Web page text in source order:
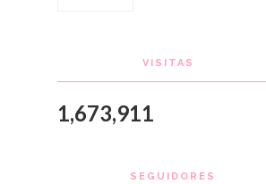
VISITAS
1,673,911
SEGUIDORES